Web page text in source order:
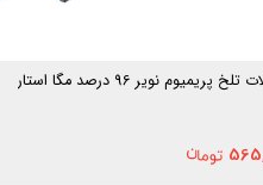
پریمیوم نویر 96 درصد مگا استار